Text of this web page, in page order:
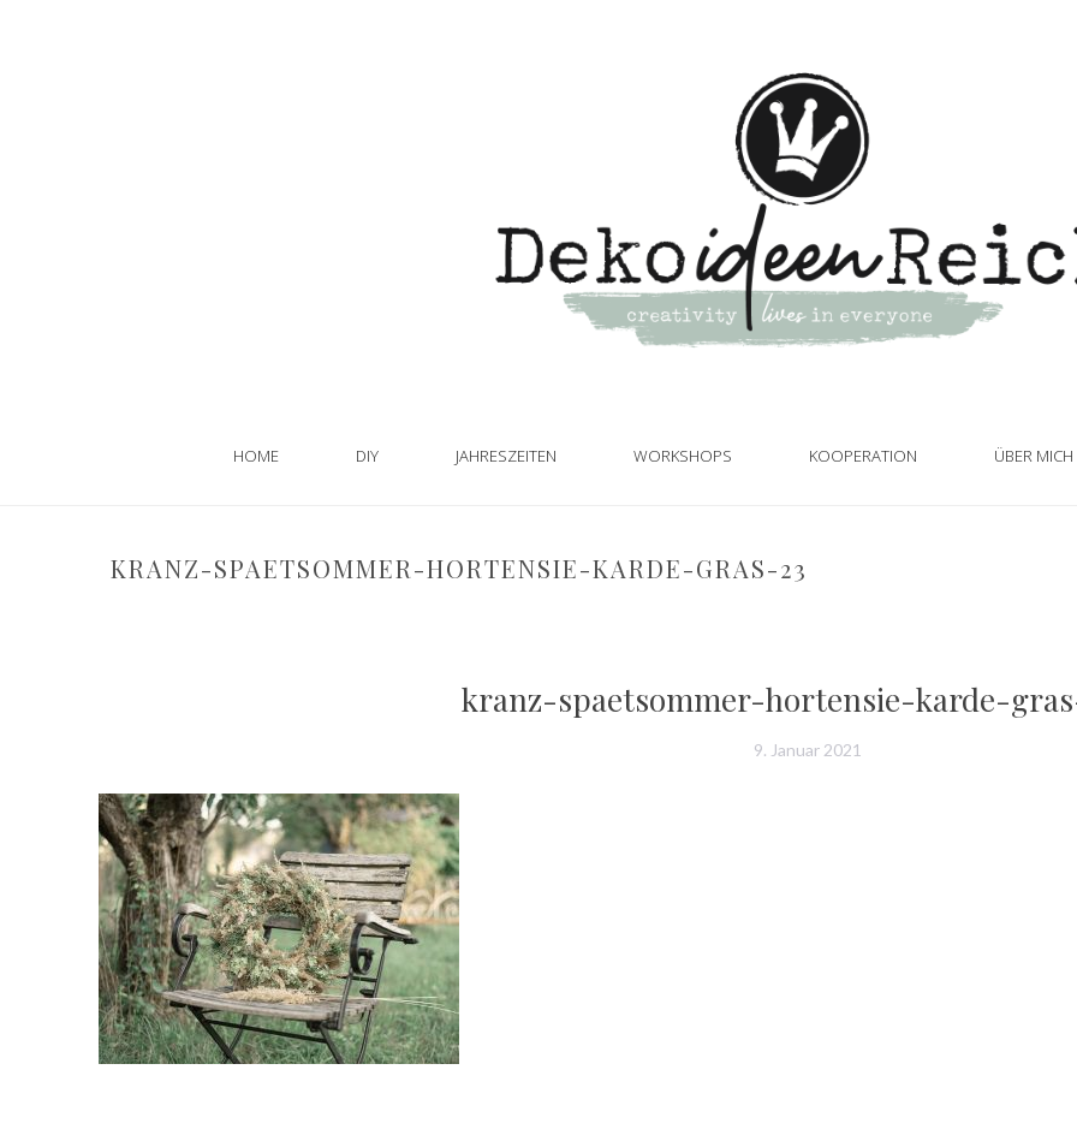
HOME DIY JAHRESZEITEN WORKSHOPS KOOPERATION ÜBER
KRANZ-SPAETSOMMER-HORTENSIE-KARDE-GRAS-23
kranz-spaetsommer-hortensie-karde-
9. Januar 2021